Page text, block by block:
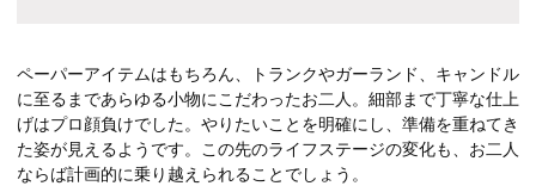
ペーパーアイテムはもちろん、トランクやガーランド、キャンドル
に至るまであらゆる小物にこだわったお二人。細部まで丁寧な仕上
げはプロ顔負けでした。やりたいことを明確にし、準備を重ねてき
た姿が見えるようです。この先のライフステージの変化も、お二人
ならば計画的に乗り越えられることでしょう。